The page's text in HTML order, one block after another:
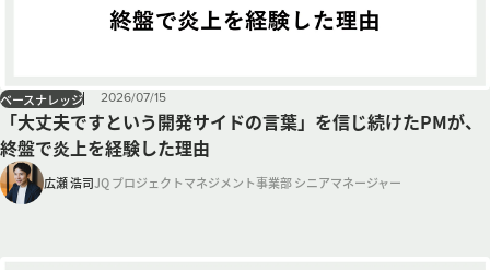
「大丈夫ですという開発サイドの言葉」を信じ続けたPMが、
終盤で炎上を経験した理由
ベースナレッジ 2026/07/15
広瀬 浩司JQ プロジェクトマネジメント事業部 シニアマネージャー